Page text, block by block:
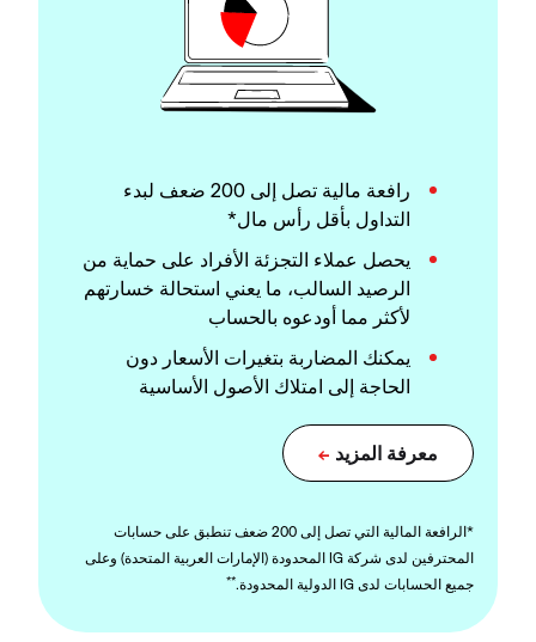
رافعة مالية تصل إلى 200 ضعف لبدء
التداول بأقل رأس مال*
يحصل عملاء التجزئة الأفراد على حماية من
الرصيد السالب، ما يعني استحالة خسارتهم
لأكثر مما أودعوه بالحساب
يمكنك المضاربة بتغيرات الأسعار دون
الحاجة إلى امتلاك الأصول الأساسية
*الرافعة المالية التي تصل إلى 200 ضعف تنطبق على حسابات
المحترفين لدى شركة IG المحدودة (الإمارات العربية المتحدة) وعلى
جميع الحسابات لدى IG الدولية المحدودة.
**